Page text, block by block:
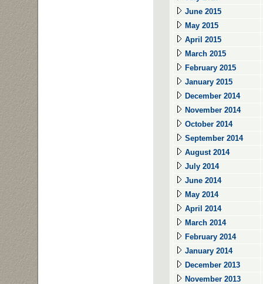
June 2015
May 2015
April 2015
March 2015
February 2015
January 2015
December 2014
November 2014
October 2014
September 2014
August 2014
July 2014
June 2014
May 2014
April 2014
March 2014
February 2014
January 2014
December 2013
November 2013